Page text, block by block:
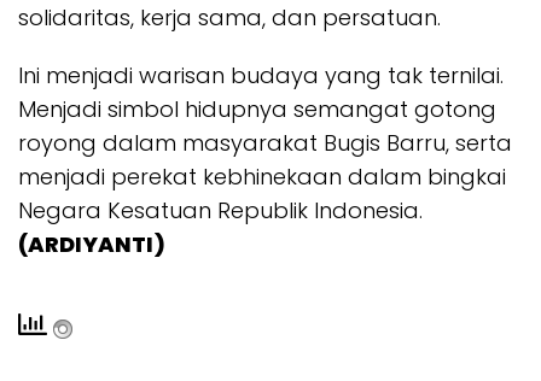
solidaritas, kerja sama, dan persatuan.
Ini menjadi warisan budaya yang tak ternilai.
Menjadi simbol hidupnya semangat gotong
royong dalam masyarakat Bugis Barru, serta
menjadi perekat kebhinekaan dalam bingkai
Negara Kesatuan Republik Indonesia.
(ARDIYANTI)